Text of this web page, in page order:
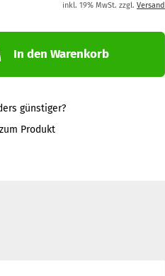
inkl. 19% MwSt. zzgl. Versand
In den Warenkorb
günstiger?
Produkt